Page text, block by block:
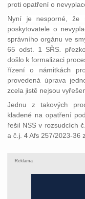
proti opatření o
Nyní je nesporné, že
poskytovatele o
správního orgánu ve
65 odst. 1 SŘS.
došlo k formalizaci
řízení o námitkách
provedená úprava
zcela jistě nejsou
Jednu z takových
kladené na opatření
řešil NSS v rozsudcích
a č.j. 4 Afs 257/2023-36
Reklama